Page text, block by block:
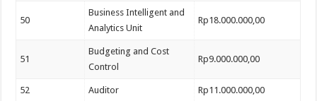
50
Business Intelligent and
Analytics Unit
Rp18.000.000,00
51
Budgeting and Cost
Control
Rp9.000.000,00
52 Auditor Rp11.000.000,00